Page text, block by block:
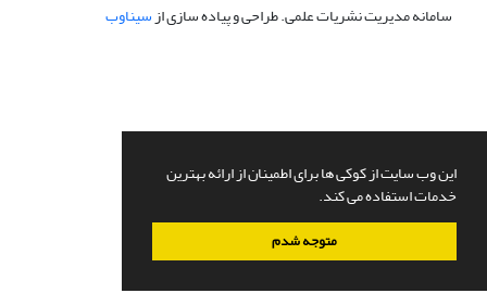
این وب سایت از کوکی ها برای اطمینان از ارائه بهترین
خدمات استفاده می کند.
متوجه شدم
سامانه مدیریت نشریات علمی.طراحی و پیاده سازی ازسیناوب